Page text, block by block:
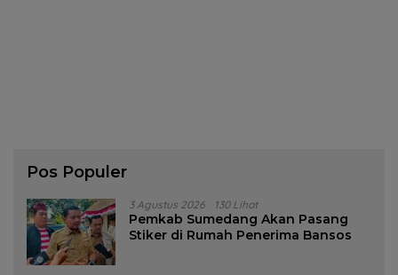
Pos Populer
3 Agustus 2026 130 Lihat
Pemkab Sumedang Akan Pasang
Stiker di Rumah Penerima Bansos